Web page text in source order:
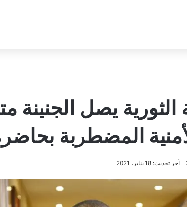
الثورية يصل الجنينة
المضطربة
آخر تحديث: 18 يناير، 2021